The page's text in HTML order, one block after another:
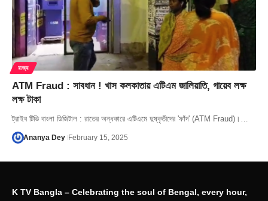
রাজ্য
ATM Fraud : সাবধান ! খাস কলকাতায় এটিএম জালিয়াতি, গায়েব লক্ষ
লক্ষ টাকা
ট্রাইব টিভি বাংলা ডিজিটাল : রাতের অন্ধকারে এটিএমে দুষ্কৃতীদের 'ফাঁদ' (ATM Fraud)।…
Ananya Dey February 15, 2025
K TV Bangla – Celebrating the soul of Bengal, every hour,